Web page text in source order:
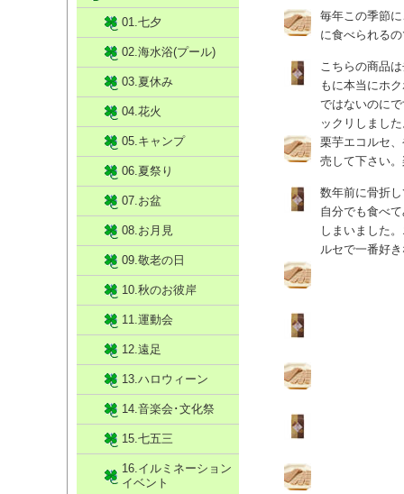
毎年この季節
に食べられる
こちらの商品
もに本当にホ
ではないのに
ックリしまし
栗芋エコルセ
売して下さい
数年前に骨折
自分でも食べ
しまいました
ルセで一番好
01.七夕
02.海水浴(プール)
03.夏休み
04.花火
05.キャンプ
06.夏祭り
07.お盆
08.お月見
09.敬老の日
10.秋のお彼岸
11.運動会
12.遠足
13.ハロウィーン
14.音楽会･文化祭
15.七五三
16.イルミネーション
イベント